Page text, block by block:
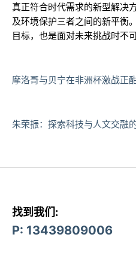
真正符合时代需求的新型解决
及环境保护三者之间的新平衡
目标，也是面对未来挑战时不
摩洛哥与贝宁在非洲杯激战正
朱荣振：探索科技与人文交融
找到我们:
P: 13439809006